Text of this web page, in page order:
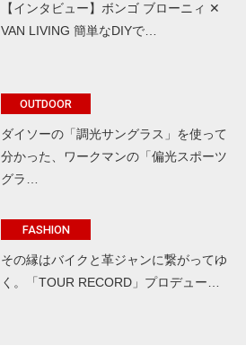
【インタビュー】ボンゴ ブローニィ ✕
VAN LIVING 簡単なDIYで…
OUTDOOR
ダイソーの「調光サングラス」を使って
分かった、ワークマンの「偏光スポーツ
グラ…
FASHION
その縁はバイクと革ジャンに繋がってゆ
く。「TOUR RECORD」プロデュー…